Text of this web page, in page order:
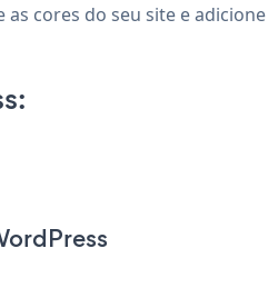
cores do seu site e